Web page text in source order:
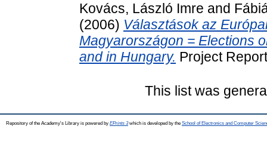
Kovács, László Imre and
(2006) Választások az
Magyarországon = Elections
and in Hungary. Project
This list was
Repository of the Academy's Library is powered by EPrints 3which is developed by the School of Electronics and Computer